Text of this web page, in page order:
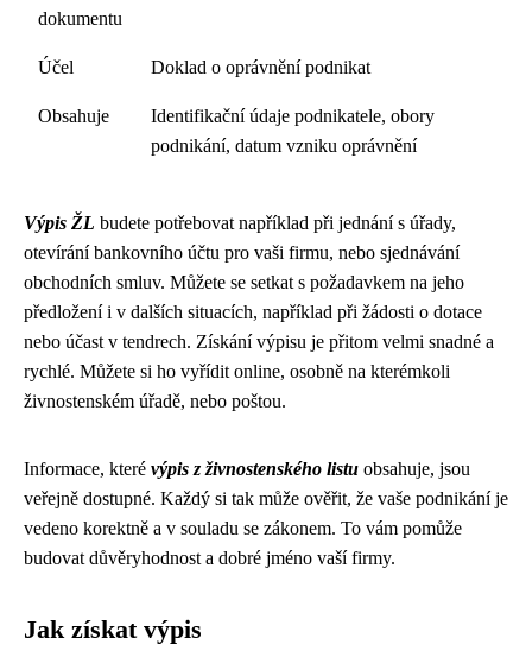
dokumentu
Účel Doklad o oprávnění podnikat
Obsahuje
Identifikační údaje podnikatele, obory
podnikání, datum vzniku oprávnění
Výpis ŽL budete potřebovat například při jednání s úřady,
otevírání bankovního účtu pro vaši firmu, nebo sjednávání
obchodních smluv. Můžete se setkat s požadavkem na jeho
předložení i v dalších situacích, například při žádosti o dotace
nebo účast v tendrech. Získání výpisu je přitom velmi snadné a
rychlé. Můžete si ho vyřídit online, osobně na kterémkoli
živnostenském úřadě, nebo poštou.
Informace, které výpis z živnostenského listu obsahuje, jsou
veřejně dostupné. Každý si tak může ověřit, že vaše podnikání je
vedeno korektně a v souladu se zákonem. To vám pomůže
budovat důvěryhodnost a dobré jméno vaší firmy.
Jak získat výpis